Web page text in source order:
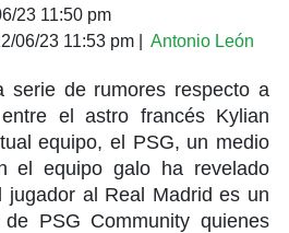
23 11:50 pm
06/23 11:53 pm| Antonio León
serie de rumores respecto a
el astro francés Kylian
equipo, el PSG, un medio
el equipo galo ha revelado
jugador al Real Madrid es un
PSG Community quienes